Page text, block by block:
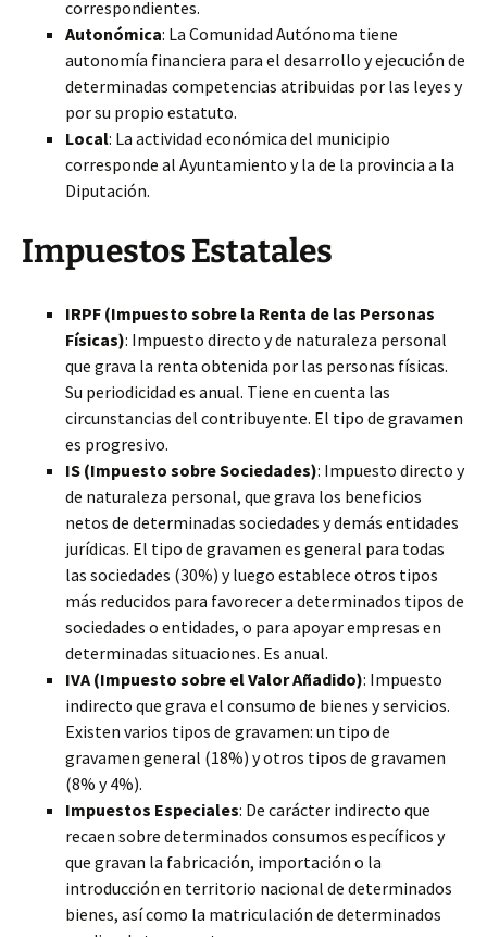
correspondientes.
Autonómica: La Comunidad Autónoma tiene
autonomía financiera para el desarrollo y ejecución de
determinadas competencias atribuidas por las leyes y
por su propio estatuto.
Local: La actividad económica del municipio
corresponde al Ayuntamiento y la de la provincia a la
Diputación.
Impuestos Estatales
IRPF (Impuesto sobre la Renta de las Personas
Físicas): Impuesto directo y de naturaleza personal
que grava la renta obtenida por las personas físicas.
Su periodicidad es anual. Tiene en cuenta las
circunstancias del contribuyente. El tipo de gravamen
es progresivo.
IS (Impuesto sobre Sociedades): Impuesto directo y
de naturaleza personal, que grava los beneficios
netos de determinadas sociedades y demás entidades
jurídicas. El tipo de gravamen es general para todas
las sociedades (30%) y luego establece otros tipos
más reducidos para favorecer a determinados tipos de
sociedades o entidades, o para apoyar empresas en
determinadas situaciones. Es anual.
IVA (Impuesto sobre el Valor Añadido): Impuesto
indirecto que grava el consumo de bienes y servicios.
Existen varios tipos de gravamen: un tipo de
gravamen general (18%) y otros tipos de gravamen
(8% y 4%).
Impuestos Especiales: De carácter indirecto que
recaen sobre determinados consumos específicos y
que gravan la fabricación, importación o la
introducción en territorio nacional de determinados
bienes, así como la matriculación de determinados